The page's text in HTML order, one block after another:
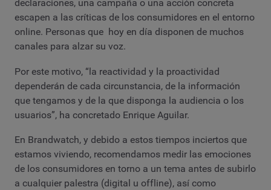
declaraciones, una campaña o una acción concreta
escapen a las críticas de los consumidores en el entorno
online. Personas que hoy en día disponen de muchos
canales para alzar su voz.
Por este motivo, “la reactividad y la proactividad
dependerán de cada circunstancia, de la información
que tengamos y de la que disponga la audiencia o los
usuarios”, ha concretado Enrique Aguilar.
En Brandwatch, y debido a estos tiempos inciertos que
estamos viviendo, recomendamos medir las emociones
de los consumidores en torno a un tema antes de subirlo
a cualquier palestra (digital u offline), así como